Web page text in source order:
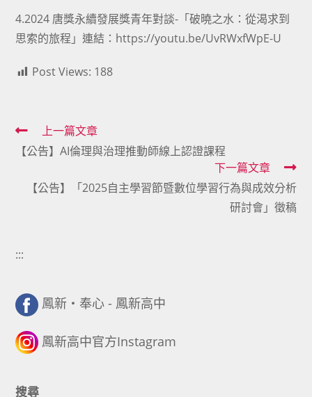
4.2024 唐獎永續發展獎青年對談-「破曉之水：從渴求到
思索的旅程」連結：https://youtu.be/UvRWxfWpE-U
Post Views: 188
Read
more
articles
上一篇文章
【公告】AI倫理與治理推動師線上認證課程
下一篇文章
【公告】「2025自主學習節暨數位學習行為與成效分析
研討會」徵稿
:::
鳳新・奉心 - 鳳新高中
鳳新高中官方Instagram
搜尋